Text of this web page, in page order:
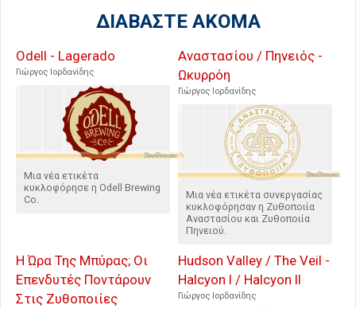
ΔΙΑΒΑΣΤΕ ΑΚΟΜΑ
Odell - Lagerado
Γιώργος Ιορδανίδης
Μια νέα ετικέτα
κυκλοφόρησε η Odell Brewing
Co.
Αναστασίου / Πηνειός -
Ωκυρρόη
Γιώργος Ιορδανίδης
Μια νέα ετικέτα συνεργασίας
κυκλοφόρησαν η Ζυθοποιία
Αναστασίου και Ζυθοποιία
Πηνειού.
Η Ώρα Της Μπύρας; Οι
Επενδυτές Ποντάρουν
Στις Ζυθοποιίες
Hudson Valley / The Veil -
Halcyon I / Halcyon II
Γιώργος Ιορδανίδης